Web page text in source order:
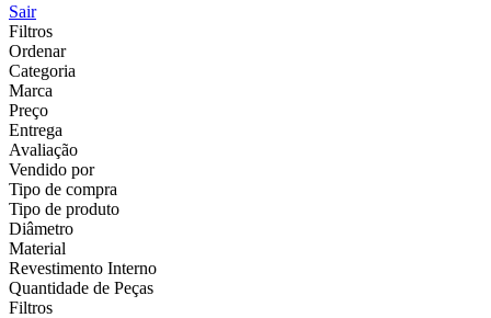
Sair
Filtros
Ordenar
Categoria
Marca
Preço
Entrega
Avaliação
Vendido por
Tipo de compra
Tipo de produto
Diâmetro
Material
Revestimento Interno
Quantidade de Peças
Filtros